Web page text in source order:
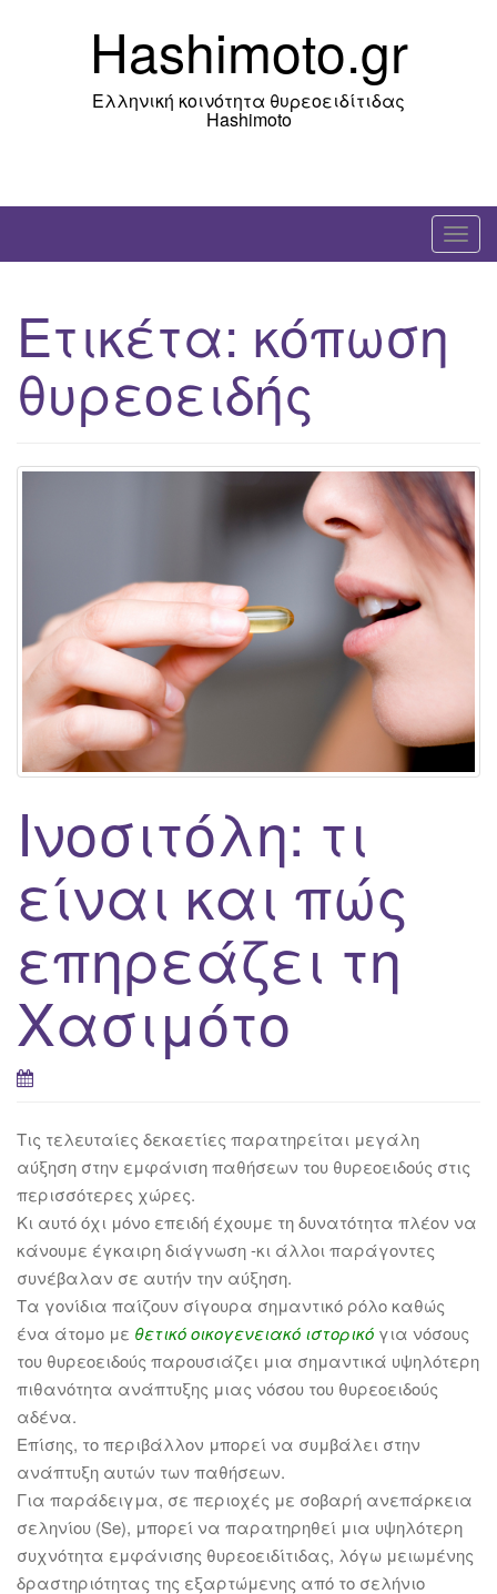
Hashimoto.gr
Ελληνική κοινότητα θυρεοειδίτιδας
Hashimoto
T
o
v
g
a
t
Ετικέτα: κόπωση
θυρεοειδής
Ινοσιτόλη: τι
είναι και πώς
επηρεάζει τη
Χασιμότο
Τις τελευταίες δεκαετίες παρατηρείται μεγάλη
αύξηση στην εμφάνιση παθήσεων του θυρεοειδούς στις
περισσότερες χώρες.
Κι αυτό όχι μόνο επειδή έχουμε τη δυνατότητα πλέον να
κάνουμε έγκαιρη διάγνωση -κι άλλοι παράγοντες
συνέβαλαν σε αυτήν την αύξηση.
Τα γονίδια παίζουν σίγουρα σημαντικό ρόλο καθώς
ένα άτομο με θετικό οικογενειακό ιστορικό για νόσους
του θυρεοειδούς παρουσιάζει μια σημαντικά υψηλότερη
πιθανότητα ανάπτυξης μιας νόσου του θυρεοειδούς
αδένα.
Επίσης, το περιβάλλον μπορεί να συμβάλει στην
ανάπτυξη αυτών των παθήσεων.
Για παράδειγμα, σε περιοχές με σοβαρή ανεπάρκεια
σεληνίου (Se), μπορεί να παρατηρηθεί μια υψηλότερη
συχνότητα εμφάνισης θυρεοειδίτιδας, λόγω μειωμένης
δραστηριότητας της εξαρτώμενης από το σελήνιο